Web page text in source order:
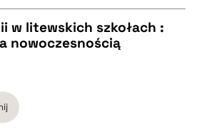
w litewskich szkołach :
nowoczesnością